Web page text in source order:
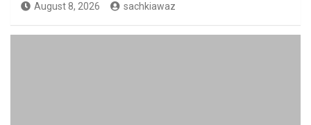
August 8, 2026 sachkiawaz